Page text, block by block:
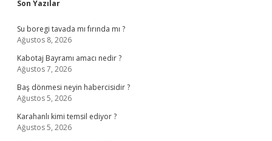
Sidebar
Son Yazılar
Su boregi tavada mı fırında mı ?
Ağustos 8, 2026
Kabotaj Bayramı amacı nedir ?
Ağustos 7, 2026
Baş dönmesi neyin habercisidir ?
Ağustos 5, 2026
Karahanlı kimi temsil ediyor ?
Ağustos 5, 2026